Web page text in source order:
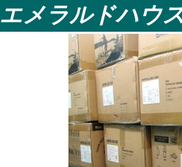
エメラルドハウ